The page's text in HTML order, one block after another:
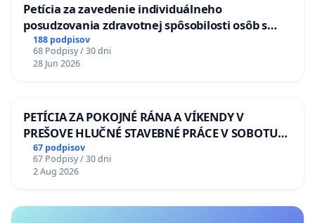
Petícia za zavedenie individuálneho
posudzovania zdravotnej spôsobilosti osôb s
diabetom 1. a 2. typu pri prijímaní do
Policajného zboru SR
188 podpisov
68 Podpisy / 30 dni
28 Jun 2026
PETÍCIA ZA POKOJNÉ RÁNA A VÍKENDY V
PREŠOVE HLUČNÉ STAVEBNÉ PRÁCE V SOBOTU
LEN OD 9.00 DO 13.00 HOD., CEZ PRACOVNÝ
TÝŽDEŇ CIEĽ 8.00 – 18.00 HOD. A PRAVIDELNÁ
KONTROLA STAVBY C-AREA NA
67 podpisov
67 Podpisy / 30 dni
2 Aug 2026